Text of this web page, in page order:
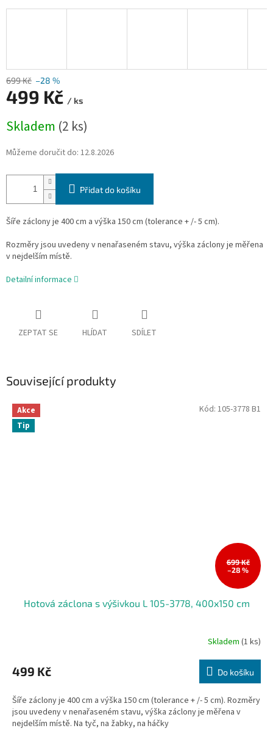
699 Kč –28 %
499 Kč / ks
cena:
Skladem (2 ks)
Můžeme doručit do: 12.8.2026
Přidat do košíku
Šíře záclony je 400 cm a výška 150 cm (tolerance + /- 5 cm).
Rozměry jsou uvedeny v nenařaseném stavu, výška záclony je měřena
v nejdelším místě.
Detailní informace
ZEPTAT SE HLÍDAT SDÍLET
Související produkty
Akce
Tip
699 Kč
–28 %
Hotová záclona s výšivkou L 105-3778, 400x150 cm
Skladem (1 ks)
499 Kč Do košíku
Šíře záclony je 400 cm a výška 150 cm (tolerance + /- 5 cm). Rozměry
jsou uvedeny v nenařaseném stavu, výška záclony je měřena v
nejdelším místě. Na tyč, na žabky, na háčky
Kód: 105-3778 B1